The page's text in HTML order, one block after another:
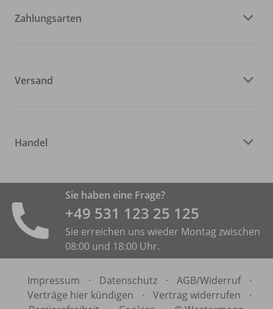
Zahlungsarten
Versand
Handel
Sie haben eine Frage?
+49 531 ­123 25 125
Sie erreichen uns wieder Montag zwischen
08:00 und 18:00 Uhr.
Impressum · Datenschutz · AGB/Widerruf
·
Verträge hier kündigen
· Vertrag widerrufen
·